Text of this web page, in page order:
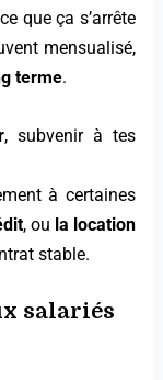
que ça s’arrête
mensualisé,
terme.
, subvenir à tes
à certaines
, ou la location
stable.
salariés